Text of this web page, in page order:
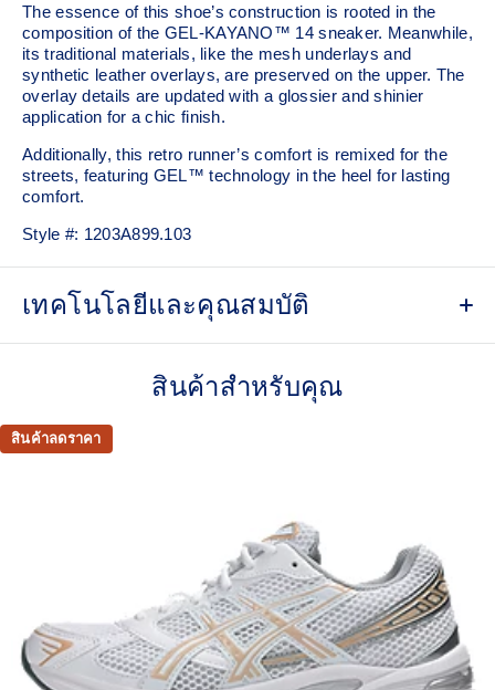
The essence of this shoe’s construction is rooted in the
composition of the GEL-KAYANO™ 14 sneaker. Meanwhile,
its traditional materials, like the mesh underlays and
synthetic leather overlays, are preserved on the upper. The
overlay details are updated with a glossier and shinier
application for a chic finish.
Additionally, this retro runner’s comfort is remixed for the
streets, featuring GEL™ technology in the heel for lasting
comfort.
Style #: 1203A899.103
เทคโนโลยีและคุณสมบัติ
Originally part of the GEL-1000™ series, this shoe is
breathable mesh underlays.
shoe for cushioning and shock absorption.
This shoe preserves the TRUSSTIC™ support system
that helped runners of the late 2000s improve their
The sockliner is produced with the solution dyeing
process that reduces water usage by approximately
33% and carbon emissions by approximately 45%
สินค้าสำหรับคุณ
สินค้าลดราคา